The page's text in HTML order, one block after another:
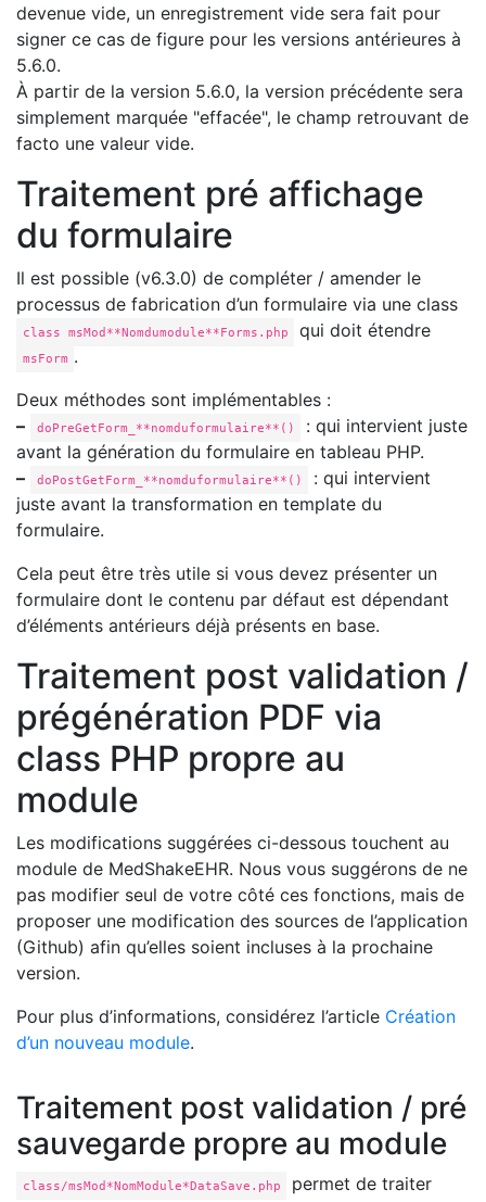
devenue vide, un enregistrement vide sera fait pour
signer ce cas de figure pour les versions antérieures à
5.6.0.
À partir de la version 5.6.0, la version précédente sera
simplement marquée "effacée", le champ retrouvant de
facto une valeur vide.
Traitement pré affichage
du formulaire
Il est possible (v6.3.0) de compléter / amender le
processus de fabrication d’un formulaire via une class
class msMod**Nomdumodule**Forms.php qui doit étendre
msForm .
Deux méthodes sont implémentables :
–
doPreGetForm_**nomduformulaire**()
: qui intervient juste
avant la génération du formulaire en tableau PHP.
–
doPostGetForm_**nomduformulaire**()
: qui intervient
juste avant la transformation en template du
formulaire.
Cela peut être très utile si vous devez présenter un
formulaire dont le contenu par défaut est dépendant
d’éléments antérieurs déjà présents en base.
Traitement post validation /
prégénération PDF via
class PHP propre au
module
Les modifications suggérées ci-dessous touchent au
module de MedShakeEHR. Nous vous suggérons de ne
pas modifier seul de votre côté ces fonctions, mais de
proposer une modification des sources de l’application
(Github) afin qu’elles soient incluses à la prochaine
version.
Pour plus d’informations, considérez l’article Création
d’un nouveau module.
Traitement post validation / pré
sauvegarde propre au module
class/msMod*NomModule*DataSave.php
permet de traiter